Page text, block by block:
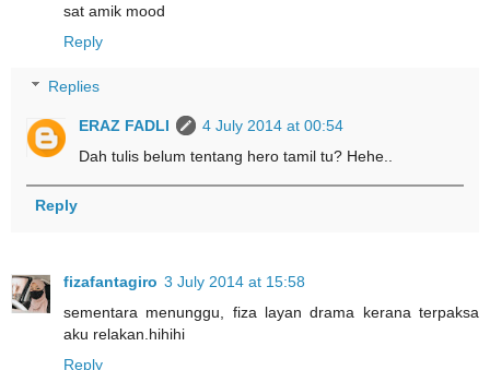
sat amik mood
Reply
Replies
ERAZ FADLI
4 July 2014 at 00:54
Dah tulis belum tentang hero tamil tu? Hehe..
Reply
fizafantagiro 3 July 2014 at 15:58
sementara menunggu, fiza layan drama kerana terpaksa
aku relakan.hihihi
Reply